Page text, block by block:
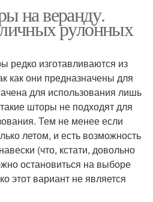
на веранду.
рулонных
изготавливаются из
как они предназначены для
для использования лишь
шторы не подходят для
Тем не менее если
летом, и есть возможность
(что, кстати, довольно
остановиться на выборе
этот вариант не является